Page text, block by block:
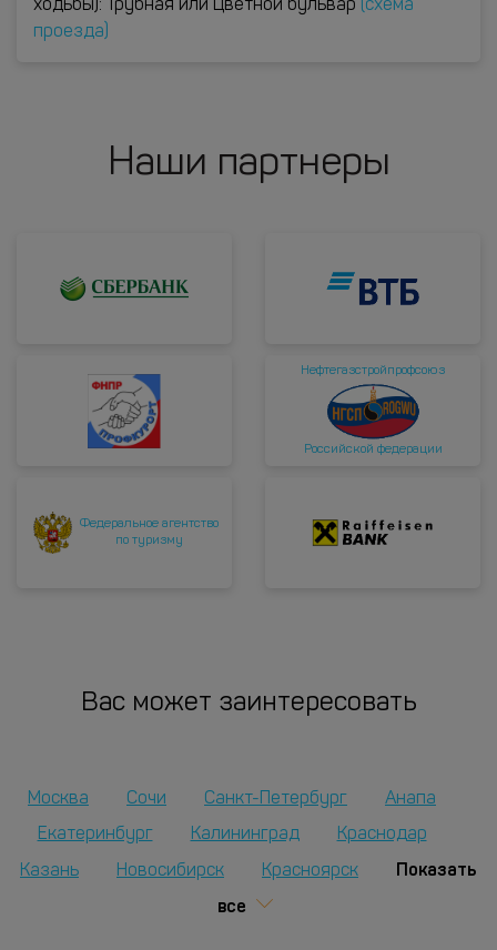
ходьбы): Трубная или Цветной бульвар
(схема
проезда)
Наши партнеры
Нефтегазстройпрофсоюз
Российской федерации
Федеральное агентство
по туризму
Вас может заинтересовать
Москва Сочи Санкт-Петербург
Анапа
Екатеринбург
Калининград Краснодар
Казань Новосибирск Красноярск
Показать
все